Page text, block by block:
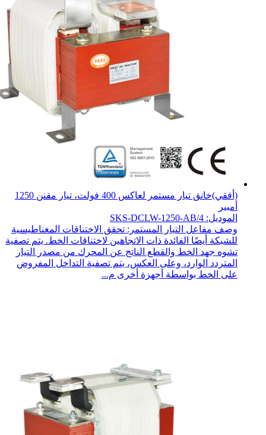
(أفقي)خانق تيار مستمر لعاكس 400 فولت، تيار مقنن 1250
أمبير
الموديل: SKS-DCLW-1250-AB/4
وصف مفاعل التيار المستمر: تحقق الاختناقات المغناطيسية
للشبكة أيضًا الفائدة ذات الاتجاهين لاختناقات الخط. يتم تصفية
تشوه جهد الخط والقطع الناتج عن المحرك من مصدر التيار
المتردد الوارد، وعلى العكس، يتم تصفية التداخل المفروض
على الخط بواسطة أجهزة أخرى م...